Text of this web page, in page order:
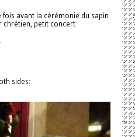
avant la cérémonie du sapin
chrétien, petit concert
sides: